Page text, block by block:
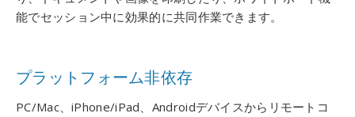
能でセッション中に効果的に共同作業できます。
プラットフォーム非依存
PC/Mac、iPhone/iPad、Androidデバイスからリモートコ